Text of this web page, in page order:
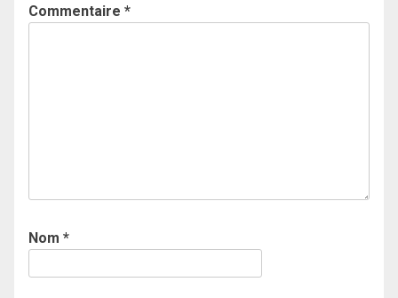
Commentaire *
Nom *